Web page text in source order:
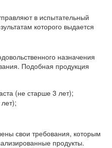
в испытательный
которого выдается
назначения
Подобная продукция
(не старше 3 лет);
свои требования, которым
продукты.